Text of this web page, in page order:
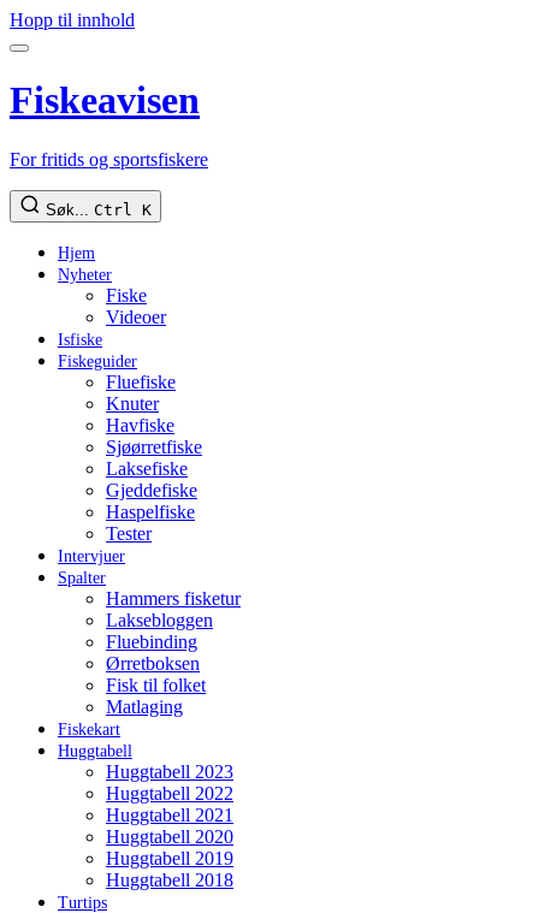
Hopp til innhold
Fiskeavisen
For fritids og sportsfiskere
Søk... Ctrl K
Hjem
Nyheter
Fiske
Videoer
Isfiske
Fiskeguider
Fluefiske
Knuter
Havfiske
Sjøørretfiske
Laksefiske
Gjeddefiske
Haspelfiske
Tester
Intervjuer
Spalter
Hammers fisketur
Laksebloggen
Fluebinding
Ørretboksen
Fisk til folket
Matlaging
Fiskekart
Huggtabell
Huggtabell 2023
Huggtabell 2022
Huggtabell 2021
Huggtabell 2020
Huggtabell 2019
Huggtabell 2018
Turtips